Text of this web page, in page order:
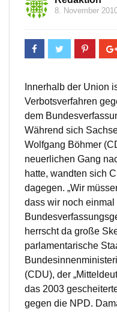
8. November
Innerhalb der Union
Verbotsverfahren
dem
Während sich
Wolfgang Böhmer
neuerlichen Gang
hatte, wandten sich
dagegen. „Wir
dass wir noch einmal
herrscht da große
parlamentarische
(CDU), der
das 2003
gegen die NPD.